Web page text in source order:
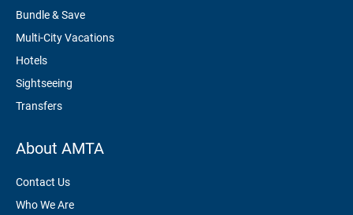
Bundle & Save
Multi-City Vacations
Hotels
Sightseeing
Transfers
About AMTA
Contact Us
Who We Are